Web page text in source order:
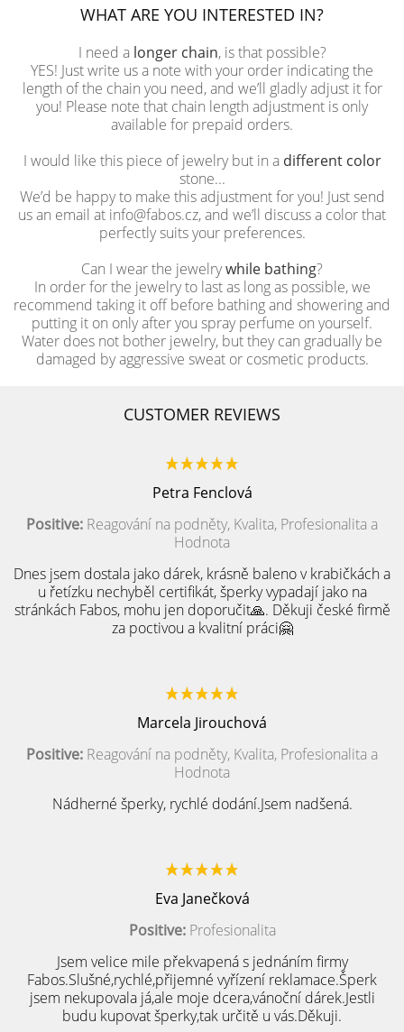
WHAT ARE YOU INTERESTED IN?
I need a longer chain, is that possible?
YES! Just write us a note with your order indicating the
length of the chain you need, and we’ll gladly adjust it for
you! Please note that chain length adjustment is only
available for prepaid orders.
I would like this piece of jewelry but in a different color
stone...
We’d be happy to make this adjustment for you! Just send
us an email at info@fabos.cz, and we’ll discuss a color that
perfectly suits your preferences.
Can I wear the jewelrywhile bathing?
In order for the jewelry to last as long as possible, we
recommend taking it off before bathing and showering and
putting it on only after you spray perfume on yourself.
Water does not bother jewelry, but they can gradually be
damaged by aggressive sweat or cosmetic products.
CUSTOMER REVIEWS
Petra Fenclová
Positive: Reagování na podněty, Kvalita, Profesionalita a
Hodnota
Dnes jsem dostala jako dárek, krásně baleno v krabičkách a
u řetízku nechyběl certifikát, šperky vypadají jako na
stránkách Fabos, mohu jen doporučit🙏. Děkuji české firmě
za poctivou a kvalitní práci🤗
Marcela Jirouchová
Positive: Reagování na podněty, Kvalita, Profesionalita a
Hodnota
Nádherné šperky, rychlé dodání.Jsem nadšená.
Eva Janečková
Positive:Profesionalita
Jsem velice mile překvapená s jednáním firmy
Fabos.Slušné,rychlé,přijemné vyřízení reklamace.Šperk
jsem nekupovala já,ale moje dcera,vánoční dárek.Jestli
budu kupovat šperky,tak určitě u vás.Děkuji.